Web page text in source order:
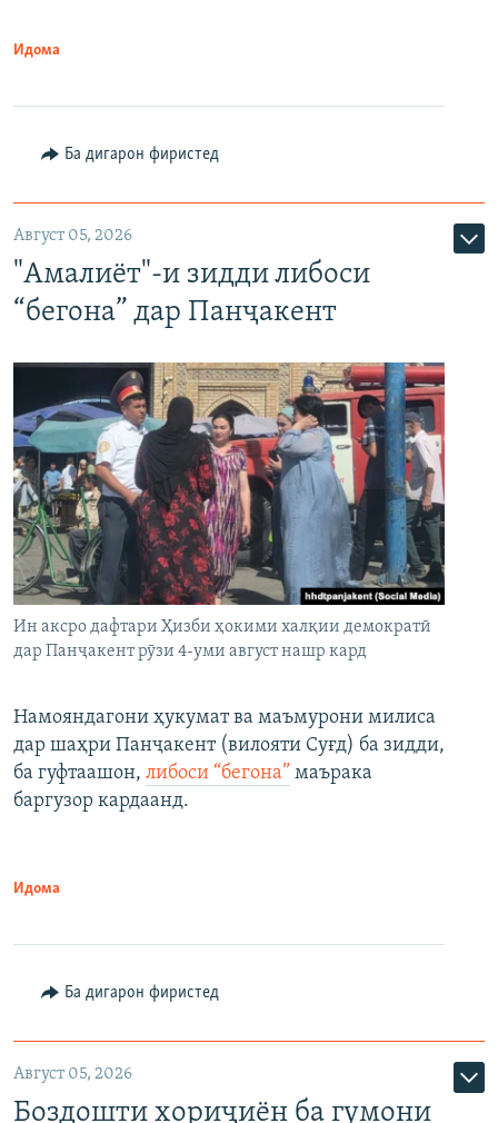
Идома
Ба дигарон фиристед
Август 05, 2026
"Амалиёт"-и зидди либоси
“бегона” дар Панҷакент
Ин аксро дафтари Ҳизби ҳокими халқии демократӣ
дар Панҷакент рӯзи 4-уми август нашр кард
Намояндагони ҳукумат ва маъмурони милиса
дар шаҳри Панҷакент (вилояти Суғд) ба зидди,
ба гуфтаашон, либоси “бегона” маърака
баргузор кардаанд.
Идома
Ба дигарон фиристед
Август 05, 2026
Боздошти хориҷиён ба гумони